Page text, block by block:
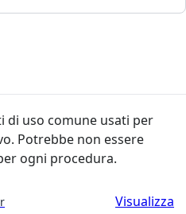
di uso comune usati per
Potrebbe non essere
ogni procedura.
Visualizza